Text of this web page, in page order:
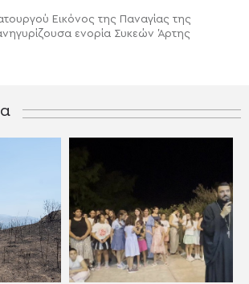
Εικόνος της Παναγίας της
ενορία Συκεών Άρτης